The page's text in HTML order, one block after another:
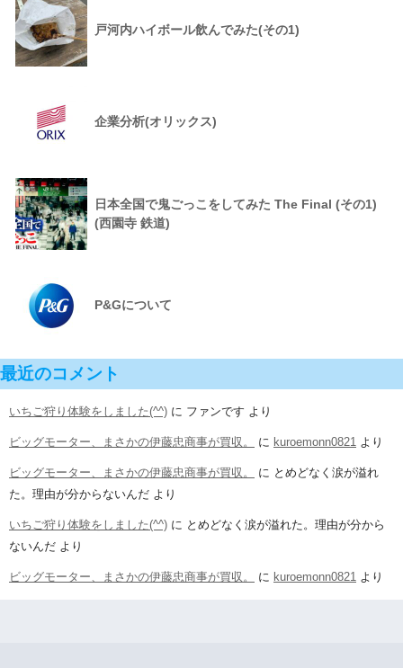
戸河内ハイボール飲んでみた(その1)
企業分析(オリックス)
日本全国で鬼ごっこをしてみた The Final (その1)
(西園寺 鉄道)
P&Gについて
最近のコメント
いちご狩り体験をしました(^^) に ファンです より
ビッグモーター、まさかの伊藤忠商事が買収。 に kuroemonn0821 より
ビッグモーター、まさかの伊藤忠商事が買収。 に とめどなく涙が溢れ
た。理由が分からないんだ より
いちご狩り体験をしました(^^) に とめどなく涙が溢れた。理由が分から
ないんだ より
ビッグモーター、まさかの伊藤忠商事が買収。 に kuroemonn0821 より